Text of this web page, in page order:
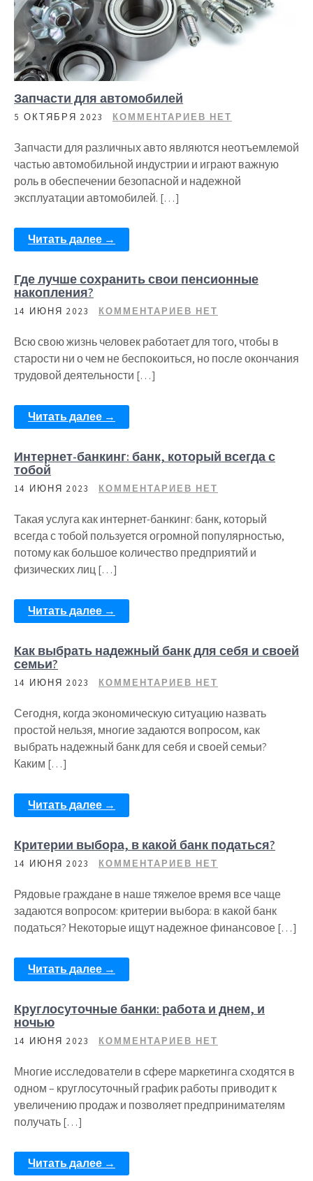
Запчасти для автомобилей
5 ОКТЯБРЯ 2023 КОММЕНТАРИЕВ НЕТ
Запчасти для различных авто являются неотъемлемой
частью автомобильной индустрии и играют важную
роль в обеспечении безопасной и надежной
эксплуатации автомобилей. […]
Читать далее →
Где лучше сохранить свои пенсионные
накопления?
14 ИЮНЯ 2023 КОММЕНТАРИЕВ НЕТ
Всю свою жизнь человек работает для того, чтобы в
старости ни о чем не беспокоиться, но после окончания
трудовой деятельности […]
Читать далее →
Интернет-банкинг: банк, который всегда с
тобой
14 ИЮНЯ 2023 КОММЕНТАРИЕВ НЕТ
Такая услуга как интернет-банкинг: банк, который
всегда с тобой пользуется огромной популярностью,
потому как большое количество предприятий и
физических лиц […]
Читать далее →
Как выбрать надежный банк для себя и своей
семьи?
14 ИЮНЯ 2023 КОММЕНТАРИЕВ НЕТ
Сегодня, когда экономическую ситуацию назвать
простой нельзя, многие задаются вопросом, как
выбрать надежный банк для себя и своей семьи?
Каким […]
Читать далее →
Критерии выбора, в какой банк податься?
14 ИЮНЯ 2023 КОММЕНТАРИЕВ НЕТ
Рядовые граждане в наше тяжелое время все чаще
задаются вопросом: критерии выбора: в какой банк
податься? Некоторые ищут надежное финансовое […]
Читать далее →
Круглосуточные банки: работа и днем, и
ночью
14 ИЮНЯ 2023 КОММЕНТАРИЕВ НЕТ
Многие исследователи в сфере маркетинга сходятся в
одном – круглосуточный график работы приводит к
увеличению продаж и позволяет предпринимателям
получать […]
Читать далее →